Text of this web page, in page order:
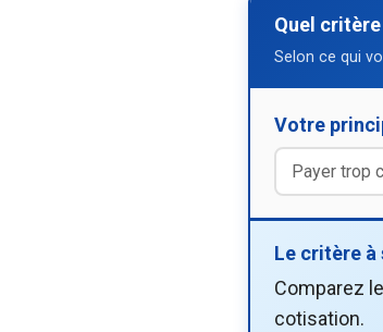
Quel
Selon ce qui
Votre
Le critère à
Comparez
cotisation.